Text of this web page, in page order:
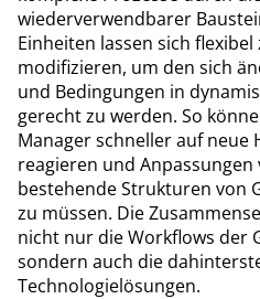
wiederverwendbarer
Einheiten lassen sich
modifizieren, um den sich
und Bedingungen in
gerecht zu werden. So
Manager schneller auf neue
reagieren und
bestehende Strukturen von
zu müssen. Die
nicht nur die Workflows der
sondern auch die
Technologielösungen.